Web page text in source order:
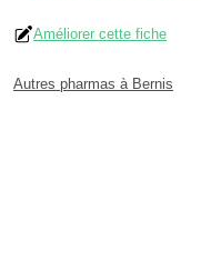
Améliorer cette fiche
Autres pharmas à Bernis